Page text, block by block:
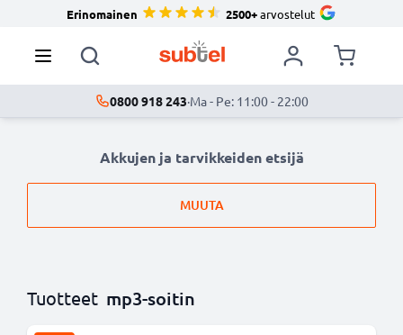
Erinomainen 2500+arvostelut
0800 918 243·Ma - Pe: 11:00 - 22:00
Akkujen ja tarvikkeiden etsijä
MUUTA
Tuotteet mp3-soitin